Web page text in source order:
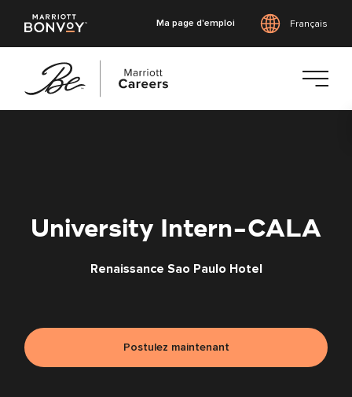
Ma page d'emploi Français
University Intern-CALA
Renaissance Sao Paulo Hotel
Postulez maintenant